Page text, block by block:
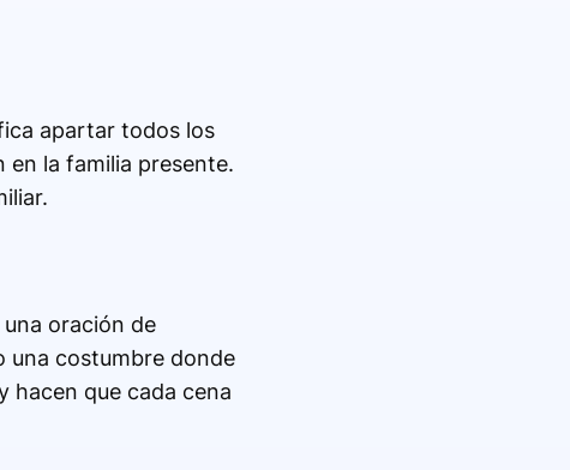
apartar todos los
la familia presente.
oración de
una costumbre donde
hacen que cada cena